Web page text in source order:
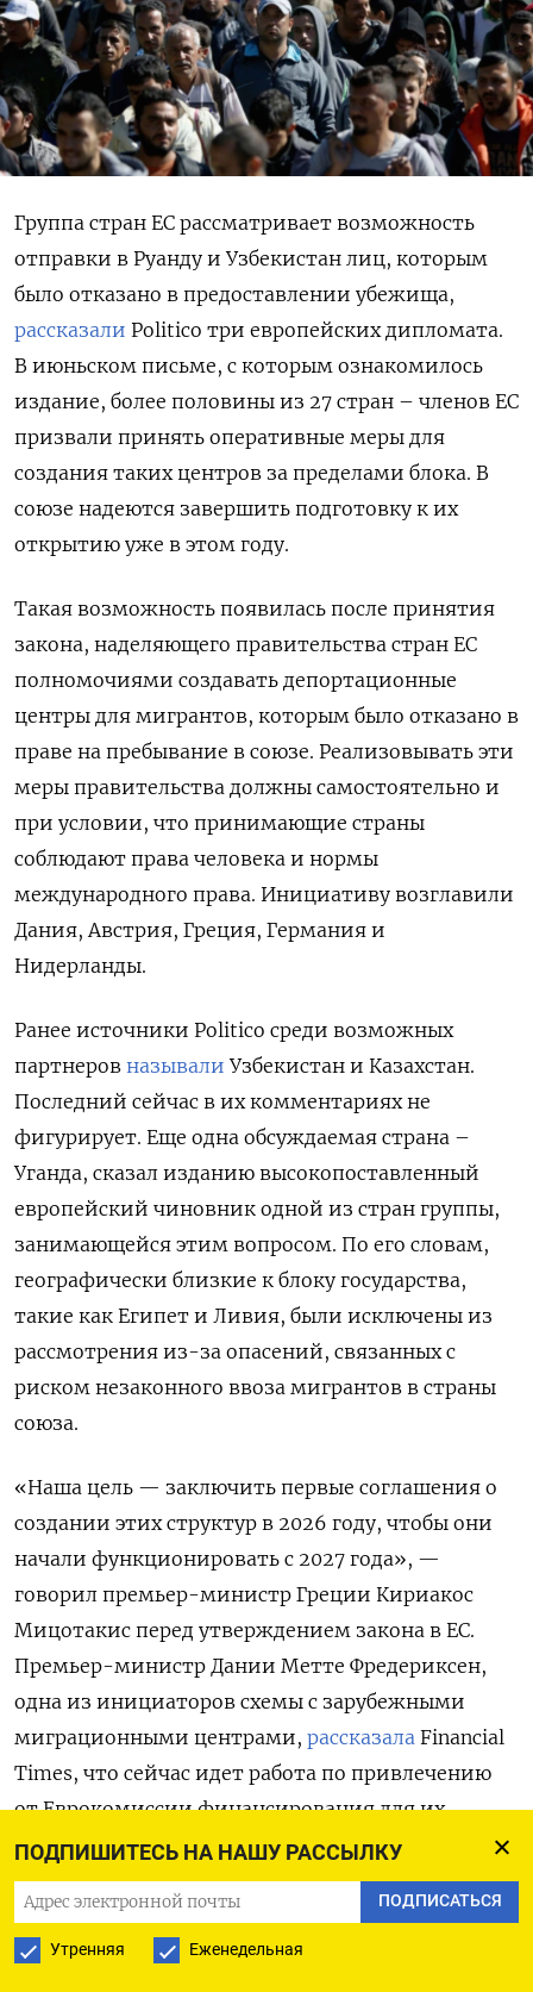
ПОДПИШИТЕСЬ НА НАШУ РАССЫЛКУ
ПОДПИСАТЬСЯ
Утренняя Еженедельная
Группа стран ЕС рассматривает возможность
отправки в Руанду и Узбекистан лиц, которым
было отказано в предоставлении убежища,
рассказали Politico три европейских дипломата.
В июньском письме, с которым ознакомилось
издание, более половины из 27 стран – членов ЕС
призвали принять оперативные меры для
создания таких центров за пределами блока. В
союзе надеются завершить подготовку к их
открытию уже в этом году.
Такая возможность появилась после принятия
закона, наделяющего правительства стран ЕС
полномочиями создавать депортационные
центры для мигрантов, которым было отказано в
праве на пребывание в союзе. Реализовывать эти
меры правительства должны самостоятельно и
при условии, что принимающие страны
соблюдают права человека и нормы
международного права. Инициативу возглавили
Дания, Австрия, Греция, Германия и
Нидерланды.
Ранее источники Politico среди возможных
партнеров называли Узбекистан и Казахстан.
Последний сейчас в их комментариях не
фигурирует. Еще одна обсуждаемая страна –
Уганда, сказал изданию высокопоставленный
европейский чиновник одной из стран группы,
занимающейся этим вопросом. По его словам,
географически близкие к блоку государства,
такие как Египет и Ливия, были исключены из
рассмотрения из-за опасений, связанных с
риском незаконного ввоза мигрантов в страны
союза.
«Наша цель — заключить первые соглашения о
создании этих структур в 2026 году, чтобы они
начали функционировать с 2027 года», —
говорил премьер-министр Греции Кириакос
Мицотакис перед утверждением закона в ЕС.
Премьер-министр Дании Метте Фредериксен,
одна из инициаторов схемы с зарубежными
миграционными центрами, рассказала Financial
Times, что сейчас идет работа по привлечению
от Еврокомиссии финансирования для их
создания. По ее словам, реализацией проекта
занимается «группа стран типа коалиции
желающих при поддержке Еврокомиссии»: